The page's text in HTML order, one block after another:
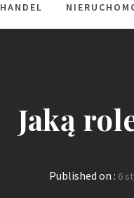
HANDEL
Jaką
Published on : 6